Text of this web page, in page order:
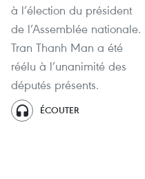
à l’élection du président
de l’Assemblée nationale.
Tran Thanh Man a été
réélu à l’unanimité des
députés présents.
ÉCOUTER